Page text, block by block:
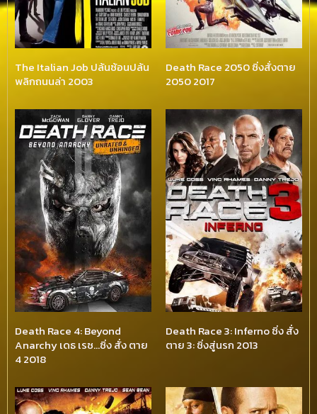
The Italian Job ปล้นซ้อนปล้น
พลิกถนนล่า 2003
Death Race 2050 ซิ่งสั่งตาย
2050 2017
Death Race 4: Beyond
Anarchy เดธ เรซ…ซิ่ง สั่ง ตาย
4 2018
Death Race 3: Inferno ซิ่ง สั่ง
ตาย 3: ซิ่งสู่นรก 2013